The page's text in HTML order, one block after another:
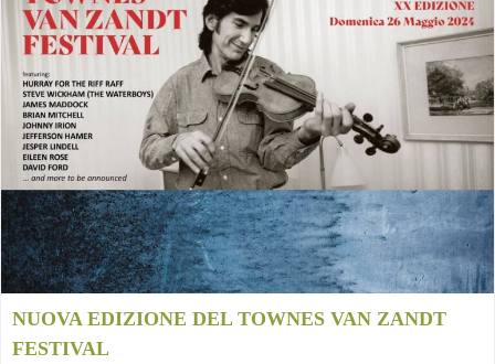
NUOVA EDIZIONE DEL TOWNES VAN ZANDT
FESTIVAL